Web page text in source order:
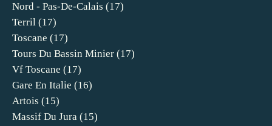
Nord - Pas-De-Calais (17)
Terril (17)
Toscane (17)
Tours Du Bassin Minier (17)
Vf Toscane (17)
Gare En Italie (16)
Artois (15)
Massif Du Jura (15)